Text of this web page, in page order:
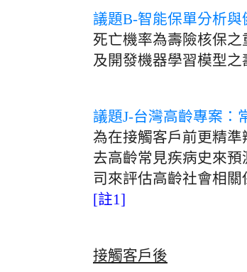
議題B-智能保單分析與
死亡機率為壽險核保
及開發機器學習模型
議題J-台灣高齡專案：
為在接觸客戶前更精
去高齡常見疾病史來
司來評估高齡社會相
[註1]
接觸客戶後